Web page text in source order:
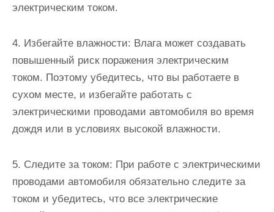
электрическим током.
4. Избегайте влажности: Влага может создавать
повышенный риск поражения электрическим
током. Поэтому убедитесь, что вы работаете в
сухом месте, и избегайте работать с
электрическими проводами автомобиля во время
дождя или в условиях высокой влажности.
5. Следите за током: При работе с электрическими
проводами автомобиля обязательно следите за
током и убедитесь, что все электрические